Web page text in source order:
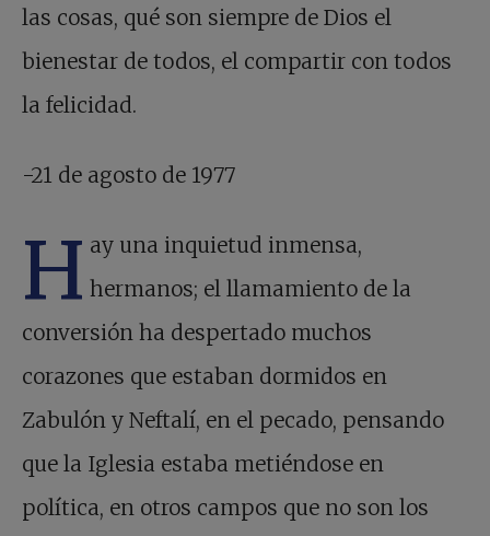
las cosas, qué son siempre de Dios el
bienestar de todos, el compartir con todos
la felicidad.
-21 de agosto de 1977
H ay una inquietud inmensa,
hermanos; el llamamiento de la
conversión ha despertado muchos
corazones que estaban dormidos en
Zabulón y Neftalí, en el pecado, pensando
que la Iglesia estaba metiéndose en
política, en otros campos que no son los